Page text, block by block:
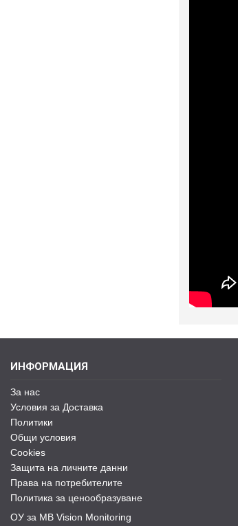
ИНФОРМАЦИЯ
За нас
Условия за Доставка
Политики
Общи условия
Cookies
Защита на личните данни
Права на потребителите
Политика за ценообразуване
ОУ за MB Vision Monitoring